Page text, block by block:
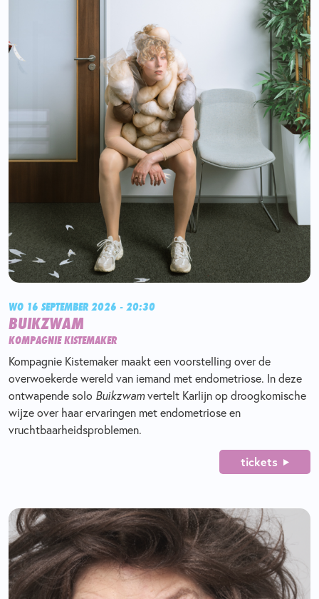
WO 16 SEPTEMBER 2026 - 20:30
BUIKZWAM
KOMPAGNIE KISTEMAKER
Kompagnie Kistemaker maakt een voorstelling over de
overwoekerde wereld van iemand met endometriose. In deze
ontwapende solo Buikzwamvertelt Karlijn op droogkomische
wijze over haar ervaringen met endometriose en
vruchtbaarheidsproblemen.
tickets